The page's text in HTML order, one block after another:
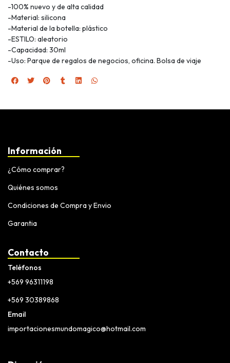
-100% nuevo y de alta calidad
-Material: silicona
-Material de la botella: plástico
-ESTILO: aleatorio
-Capacidad: 30ml
-Uso: Parque de regalos de negocios, oficina. Bolsa de viaje
Información
¿Cómo comprar?
Quiénes somos
Condiciones de Compra y Envio
Garantia
Contacto
Teléfonos
+569 96311198
+569 30389868
Email
importacionesmundomagico@hotmail.com